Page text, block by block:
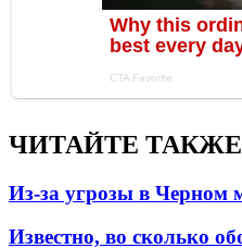
ЧИТАЙТЕ ТАКЖЕ
Из-за угрозы в Черном
Известно, во сколько